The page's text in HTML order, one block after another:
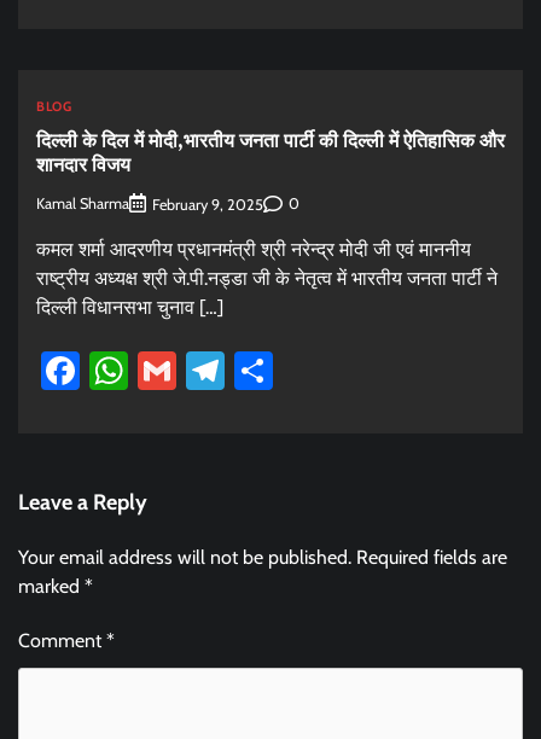
BLOG
दिल्ली के दिल में मोदी,भारतीय जनता पार्टी की दिल्ली में ऐतिहासिक और
शानदार विजय
Kamal Sharma February 9, 2025 0
कमल शर्मा आदरणीय प्रधानमंत्री श्री नरेन्द्र मोदी जी एवं माननीय
राष्ट्रीय अध्यक्ष श्री जे.पी.नड्डा जी के नेतृत्व में भारतीय जनता पार्टी ने
दिल्ली विधानसभा चुनाव […]
Facebook
WhatsApp
GmailTelegram
Leave a Reply
Your email address will not be published. Required fields are
marked *
Comment*